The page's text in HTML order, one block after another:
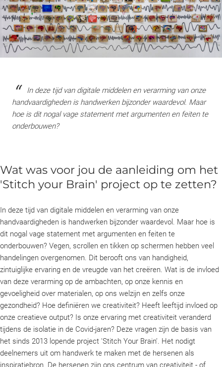
In deze tijd van digitale middelen en verarming van onze
handvaardigheden is handwerken bijzonder waardevol. Maar
hoe is dit nogal vage statement met argumenten en feiten te
onderbouwen?
Wat was voor jou de aanleiding om het
'Stitch your Brain' project op te zetten?
In deze tijd van digitale middelen en verarming van onze
handvaardigheden is handwerken bijzonder waardevol. Maar hoe is
dit nogal vage statement met argumenten en feiten te
onderbouwen? Vegen, scrollen en tikken op schermen hebben veel
handelingen overgenomen. Dit berooft ons van handigheid,
zintuiglijke ervaring en de vreugde van het creëren. Wat is de invloed
van deze verarming op de ambachten, op onze kennis en
gevoeligheid over materialen, op ons welzijn en zelfs onze
gezondheid? Hoe definiëren we creativiteit? Heeft leeftijd invloed op
onze creatieve output? Is onze ervaring met creativiteit veranderd
tijdens de isolatie in de Covid-jaren? Deze vragen zijn de basis van
het sinds 2013 lopende project 'Stitch Your Brain’. Het nodigt
deelnemers uit om handwerk te maken met de hersenen als
inspiratiebron. De hersenen zijn ons centrum van creativiteit - of